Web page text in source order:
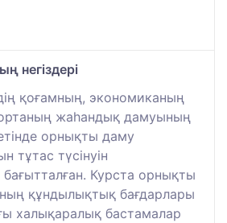
негіздері
қоғамның, экономиканың
жаһандық дамуының
орнықты даму
тұтас түсінуін
Курста орнықты
құндылықтық бағдарлары
халықаралық бастамалар